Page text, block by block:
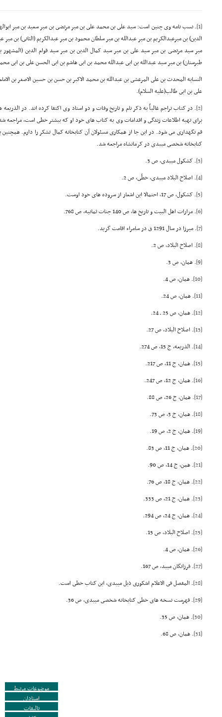
[1] . نسب نامه وى چنین است: سید على بن محمد على بن میر مرتضى بن میر سعید بن میر
الدین) بن میرعبدالکریم بن میر عبدالله بن میر سلطان محمود بن میر عبدالکریم (الثانى) بن میر
میر سید مرتضى بن میر سید على بن میر سید کمال الدین بن میر سید قوام الدین (المشهور
طبرستان) بن میر سید عبدالله بن ابى عبدالله محمد بن ابى هاشم بن ابى الحسن على بن ابى
النسابه المحدث بن على المرعشى بن عبدالله بن محمد الاکبر بن حسن بن حسین الاصغر بن
على بن ابى طالب(علیه السلام).
[2] . در کتاب تراجم غالباً به ذکر نام و تاریخ وفات و دو استاد وى اکتفا کرده اند. در
براى تهیه اطلاعات زندگى و اقدامات وى به کتاب هاى خود او که بیشتر خطى است، مراجعه
قم نگهدارى مى شود. در این جا از همکارى مسئولان آن کتابخانه کمال تشکر را دارم.
کتابخانه شخصى میبدى در کرمانشاه مراجعه شد.
[3] . کشکول میبدى، ص 3.
[4] . اصلاح البلاد میبدى، خطّى، ص 2.
[5] . کشکول، ص 17، احتمالا این اشعار از سروده هاى خود اوست.
[6] . مزارات اهل البیت و تاریخ ها، ص 140 جنات ثمانیه، ص 768.
[7] . میرزا در سال 1291 ق در سامراء اقامت گزید.
[8] . اصلاح البلاد، ص 2.
[9] . همان، ص 3.
[10]
. همان، ص 4.
[11]
. همان، ص 24.
[12]
. همان، ص 25 ـ 24.
[13]
. اصلاح البلاد، ص 27.
[14]
. الذریعه، ج 15، ص 274.
[15]
. همان، ج 11، ص 217.
[16]
. همان، ج 12، ص 247.
[17]
. همان، ج 26، ص 88.
[18]
. همان، ج 3، ص 73.
[19]
. همان، ج 2، ص 19.
[20]
. همان، ج 11، ص 83.
[21]
. همن، ج 14، ص 90.
[22]
. همان، ج 18، ص 76.
[23]
. همان، ج 21، ص 333.
[24]
. همان، ج 24، ص 294.
[25]
. اصلاح البلاد، ص 15.
[26]
. همان، ص 4.
[27]
. فرزانگان میبد، ص 167.
[28]
. المفصل فى الاعلام اشکورى ذیل میبدى، این کتاب خطى است.
[29]
. فهرست نسخه هاى خطى کتابخانه شخصى میبدى، ص 36.
[30]
. همان، ص 35.
[31]
. همان، ص 68.
موضوعات مرتبط
استادان
تالیفات